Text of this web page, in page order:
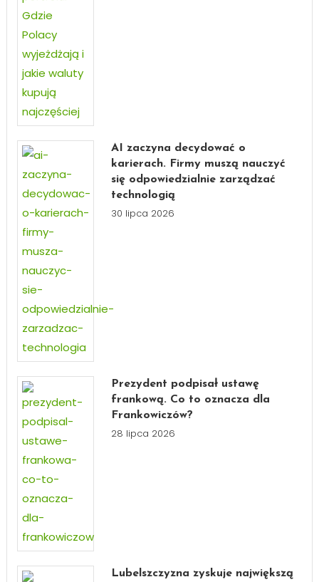
AI zaczyna decydować o
karierach. Firmy muszą nauczyć
się odpowiedzialnie zarządzać
technologią
30 lipca 2026
Prezydent podpisał ustawę
frankową. Co to oznacza dla
Frankowiczów?
28 lipca 2026
Lubelszczyzna zyskuje największą